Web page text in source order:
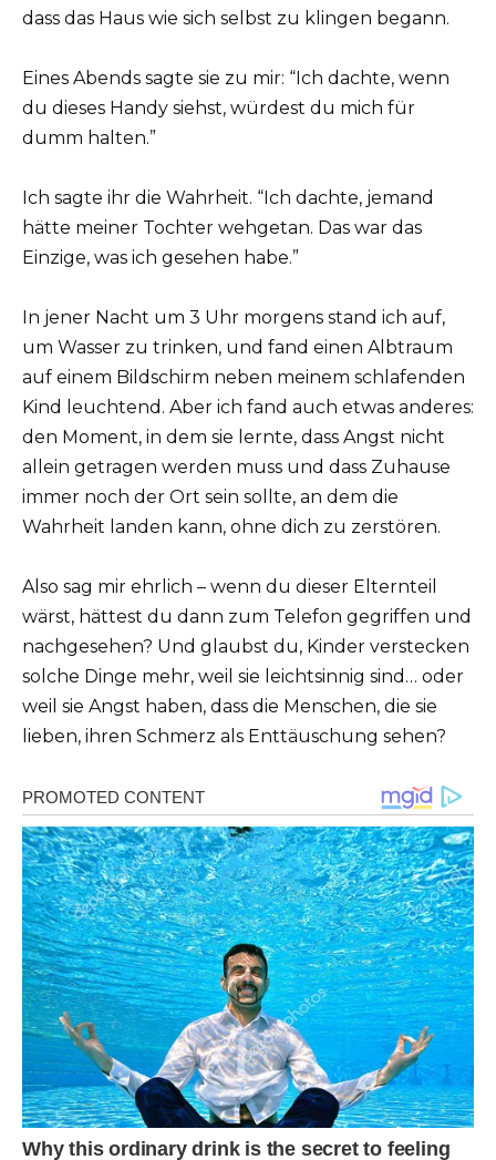
dass das Haus wie sich selbst zu klingen begann.
Eines Abends sagte sie zu mir: “Ich dachte, wenn
du dieses Handy siehst, würdest du mich für
dumm halten.”
Ich sagte ihr die Wahrheit. “Ich dachte, jemand
hätte meiner Tochter wehgetan. Das war das
Einzige, was ich gesehen habe.”
In jener Nacht um 3 Uhr morgens stand ich auf,
um Wasser zu trinken, und fand einen Albtraum
auf einem Bildschirm neben meinem schlafenden
Kind leuchtend. Aber ich fand auch etwas anderes:
den Moment, in dem sie lernte, dass Angst nicht
allein getragen werden muss und dass Zuhause
immer noch der Ort sein sollte, an dem die
Wahrheit landen kann, ohne dich zu zerstören.
Also sag mir ehrlich – wenn du dieser Elternteil
wärst, hättest du dann zum Telefon gegriffen und
nachgesehen? Und glaubst du, Kinder verstecken
solche Dinge mehr, weil sie leichtsinnig sind… oder
weil sie Angst haben, dass die Menschen, die sie
lieben, ihren Schmerz als Enttäuschung sehen?